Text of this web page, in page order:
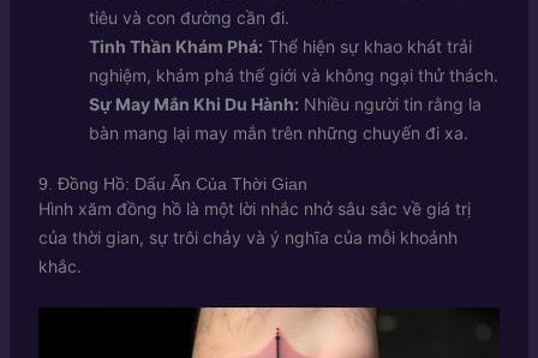
tiêu và con đường cần đi.
Tinh Thần Khám Phá: Thể hiện sự khao khát trải
nghiệm, khám phá thế giới và không ngại thử thách.
Sự May Mắn Khi Du Hành: Nhiều người tin rằng la
bàn mang lại may mắn trên những chuyến đi xa.
9. Đồng Hồ: Dấu Ấn Của Thời Gian
Hình xăm đồng hồ là một lời nhắc nhở sâu sắc về giá trị
của thời gian, sự trôi chảy và ý nghĩa của mỗi khoảnh
khắc.